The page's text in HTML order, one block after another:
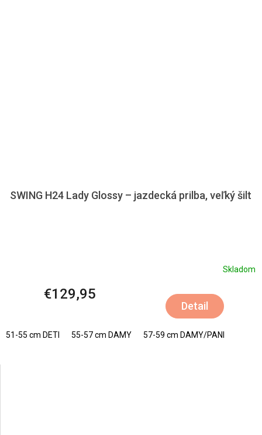
SWING H24 Lady Glossy – jazdecká prilba, veľký šilt
Skladom
€129,95
Detail
51-55 cm DETI 55-57 cm DAMY 57-59 cm DAMY/PANI